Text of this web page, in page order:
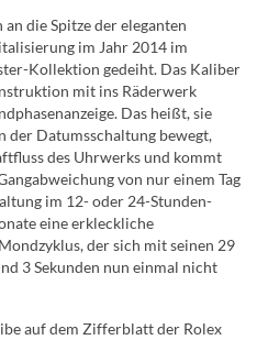
die Spitze der eleganten
im Jahr 2014 im
Kollektion gedeiht. Das Kaliber
mit ins Räderwerk
Das heißt, sie
der Datumsschaltung bewegt,
des Uhrwerks und kommt
von nur einem Tag
im 12- oder 24-Stunden-
eine erkleckliche
der sich mit seinen 29
3 Sekunden nun einmal nicht
auf dem Zifferblatt der Rolex